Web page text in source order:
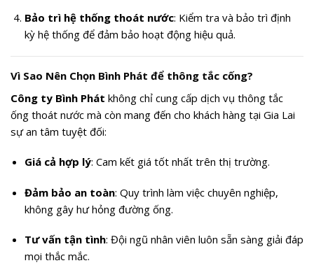
Bảo trì hệ thống thoát nước: Kiểm tra và bảo trì định
kỳ hệ thống để đảm bảo hoạt động hiệu quả.
Vì Sao Nên Chọn Bình Phát để thông tắc cống?
Công ty Bình Phát không chỉ cung cấp dịch vụ thông tắc
ống thoát nước mà còn mang đến cho khách hàng tại Gia Lai
sự an tâm tuyệt đối:
Giá cả hợp lý: Cam kết giá tốt nhất trên thị trường.
Đảm bảo an toàn: Quy trình làm việc chuyên nghiệp,
không gây hư hỏng đường ống.
Tư vấn tận tình: Đội ngũ nhân viên luôn sẵn sàng giải đáp
mọi thắc mắc.